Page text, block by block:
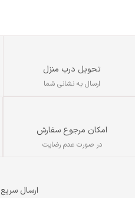
حساسیت میکروفون :118±3dB
امپدانس :32 اهم
تحویل درب منزل
ارسال به نشانی شما
امکان مرجوع سفارش
در صورت عدم رضایت
ارسال